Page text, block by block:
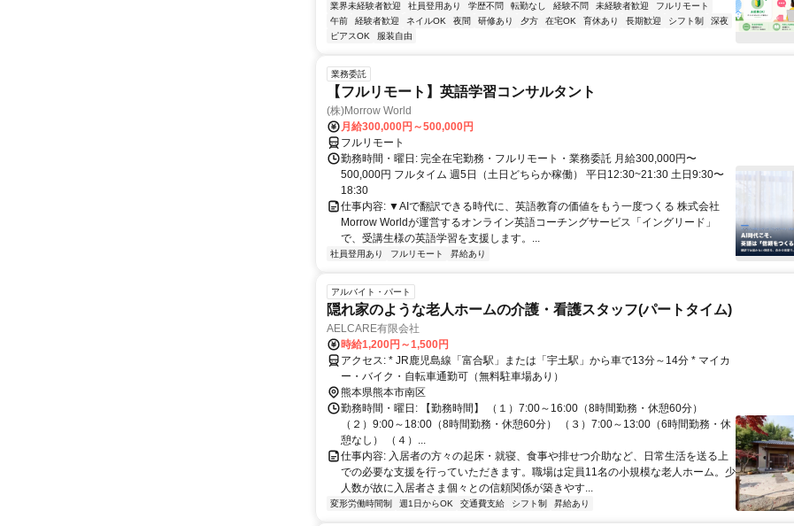
業界未経験者歓迎 社員登用あり 学歴不問 転勤なし 経験不問 未経験者歓迎
フルリモート
午前
経験者歓迎 ネイルOK 夜間 研修あり 夕方 在宅OK 育休あり 長期歓迎 シフト制
深夜
ピアスOK
服装自由
業務委託
【フルリモート】英語学習コンサルタント
(株)Morrow World
月給300,000円～500,000円
フルリモート
勤務時間・曜日: 完全在宅勤務・フルリモート・業務委託 月給300,000円〜
500,000円 フルタイム 週5日（土日どちらか稼働） 平日12:30~21:30 土日9:30〜
18:30
仕事内容: ▼AIで翻訳できる時代に、英語教育の価値をもう一度つくる 株式会社
Morrow Worldが運営するオンライン英語コーチングサービス「イングリード」
で、受講生様の英語学習を支援します。...
社員登用あり フルリモート 昇給あり
アルバイト・パート
隠れ家のような老人ホームの介護・看護スタッフ(パートタイム)
AELCARE有限会社
時給1,200円～1,500円
アクセス: * JR鹿児島線「富合駅」または「宇土駅」から車で13分～14分 * マイカ
ー・バイク・自転車通勤可（無料駐車場あり）
熊本県熊本市南区
勤務時間・曜日: 【勤務時間】 （１）7:00～16:00（8時間勤務・休憩60分）
（２）9:00～18:00（8時間勤務・休憩60分） （３）7:00～13:00（6時間勤務・休
憩なし） （４）...
仕事内容: 入居者の方々の起床・就寝、食事や排せつ介助など、日常生活を送る上
での必要な支援を行っていただきます。職場は定員11名の小規模な老人ホーム。少
人数が故に入居者さま個々との信頼関係が築きやす...
変形労働時間制 週1日からOK 交通費支給 シフト制 昇給あり